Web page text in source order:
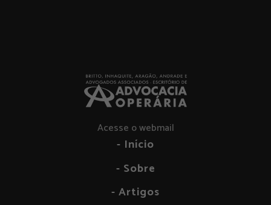
Acesse o webmail
- Início
- Sobre
- Artigos